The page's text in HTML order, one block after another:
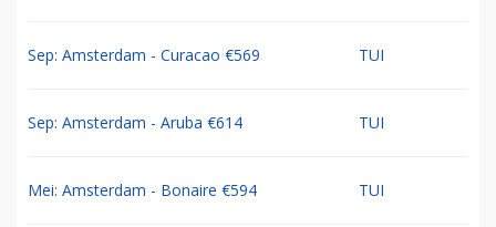
Sep: Amsterdam - Curacao €569 TUI
Sep: Amsterdam - Aruba €614 TUI
Mei: Amsterdam - Bonaire €594 TUI